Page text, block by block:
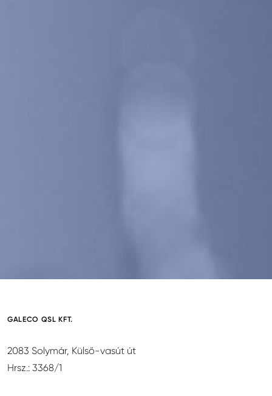
GALECO QSL KFT.
2083 Solymár, Külső-vasút út
Hrsz.: 3368/1